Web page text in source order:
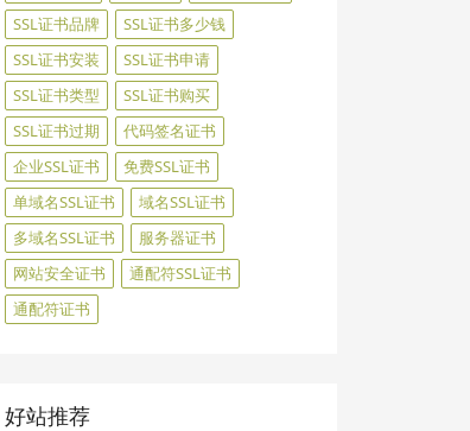
SSL证书品牌
SSL证书多少钱
SSL证书安装
SSL证书申请
SSL证书类型
SSL证书购买
SSL证书过期
代码签名证书
企业SSL证书
免费SSL证书
单域名SSL证书
域名SSL证书
多域名SSL证书
服务器证书
网站安全证书
通配符SSL证书
通配符证书
好站推荐